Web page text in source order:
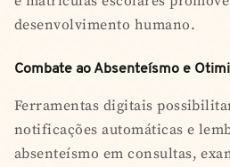
desenvolvimento humano.
Combate ao Absenteísmo e
Ferramentas digitais
notificações automáticas e
absenteísmo em consultas,